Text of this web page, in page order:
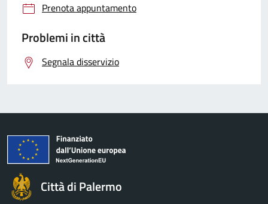
Prenota appuntamento
Problemi in città
Segnala disservizio
Città di Palermo